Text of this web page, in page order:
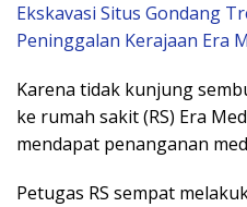
Ekskavasi Situs Gondang
Peninggalan Kerajaan Era
Karena tidak kunjung
ke rumah sakit (RS) Era
mendapat penanganan
Petugas RS sempat